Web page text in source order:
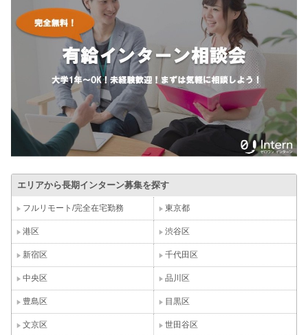
エリアから長期インターン募集を探す
フルリモート/完全在宅勤務 東京都
港区 渋谷区
新宿区 千代田区
中央区 品川区
豊島区 目黒区
文京区 世田谷区